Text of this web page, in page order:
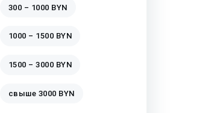
300 – 1000 BYN
1000 – 1500 BYN
1500 – 3000 BYN
свыше 3000 BYN